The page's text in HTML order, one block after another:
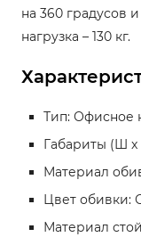
на 360 градусов
нагрузка – 130 кг.
Тип: Офисное
Габариты (Ш x
Материал
Цвет обивки:
Материал